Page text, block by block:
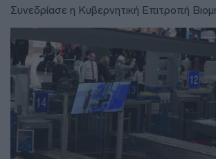
Συνεδρίασε η Κυβερνητική Επιτροπή